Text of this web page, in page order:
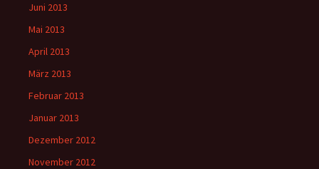
Juni 2013
Mai 2013
April 2013
März 2013
Februar 2013
Januar 2013
Dezember 2012
November 2012